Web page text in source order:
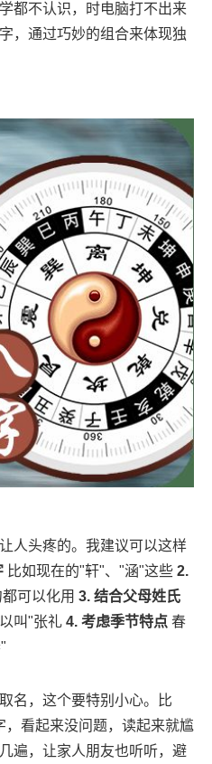
都不认识，时电脑打不出来
，通过巧妙的组合来体现独
人头疼的。我建议可以这样
比如现在的"轩"、"涵"这些 2.
可以化用 3. 结合父母姓氏
叫"张礼 4. 考虑季节特点 春
名，这个要特别小心。比
看起来没问题，读起来就尴
遍，让家人朋友也听听，避